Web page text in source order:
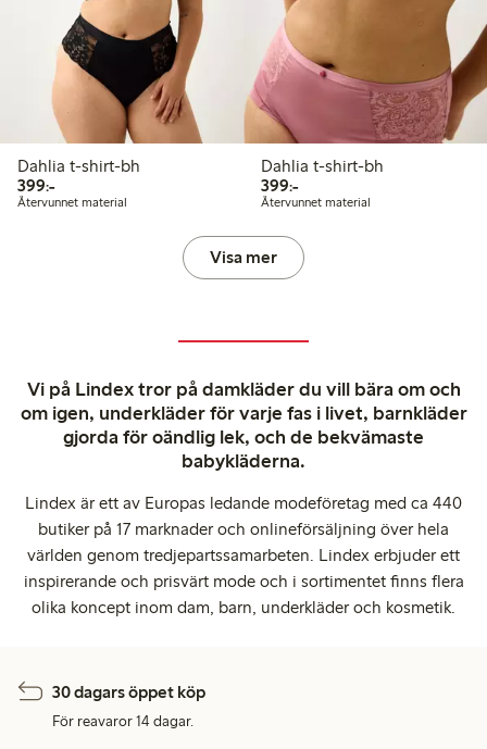
Dahlia t-shirt-bh
399:-399,00 kr
Återvunnet material
Dahlia t-shirt-bh
399:-399,00 kr
Återvunnet material
Visa mer
Vi på Lindex tror på damkläder du vill bära om och
om igen, underkläder för varje fas i livet, barnkläder
gjorda för oändlig lek, och de bekvämaste
babykläderna.
Lindex är ett av Europas ledande modeföretag med ca 440
butiker på 17 marknader och onlineförsäljning över hela
världen genom tredjepartssamarbeten. Lindex erbjuder ett
inspirerande och prisvärt mode och i sortimentet finns flera
olika koncept inom dam, barn, underkläder och kosmetik.
30 dagars öppet köp
För reavaror 14 dagar.